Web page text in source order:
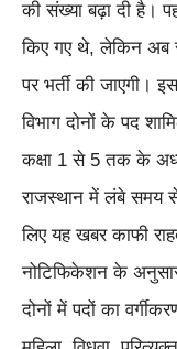
की संख्या बढ़ा दी है।
किए गए थे, लेकिन अब
पर भर्ती की जाएगी।
विभाग दोनों के पद
कक्षा 1 से 5 तक के
राजस्थान में लंबे समय से
लिए यह खबर काफी
नोटिफिकेशन के
दोनों में पदों का